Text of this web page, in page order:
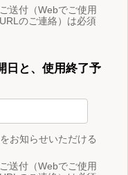
送付（Webでご使用
のご連絡）は必須
日と、使用終了予
お知らせいただける
送付（Webでご使用